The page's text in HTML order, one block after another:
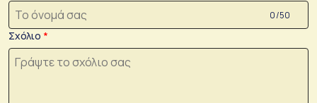
0 /50
Σχόλιο